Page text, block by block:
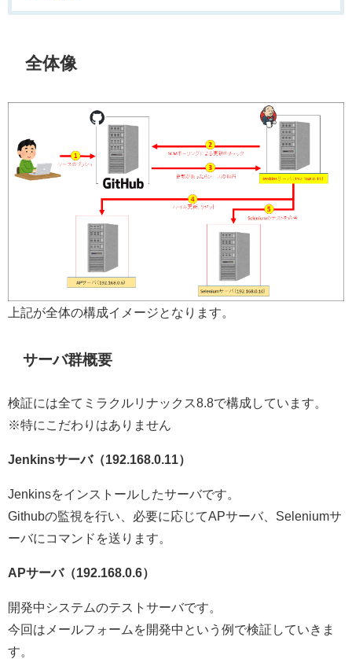
全体像
上記が全体の構成イメージとなります。
サーバ群概要
検証には全てミラクルリナックス8.8で構成しています。
※特にこだわりはありません
Jenkinsサーバ（192.168.0.11）
Jenkinsをインストールしたサーバです。
Githubの監視を行い、必要に応じてAPサーバ、Seleniumサ
ーバにコマンドを送ります。
APサーバ（192.168.0.6）
開発中システムのテストサーバです。
今回はメールフォームを開発中という例で検証していきま
す。